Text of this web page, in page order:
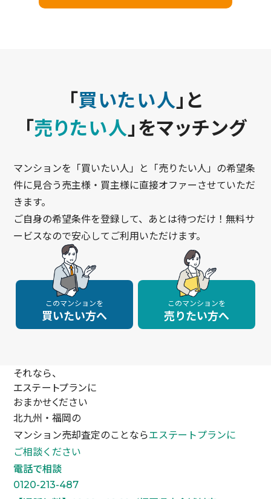
「買いたい人」と
「売りたい人」をマッチング
マンションを「買いたい人」と「売りたい人」の希望条
件に見合う売主様・買主様に直接オファーさせていただ
きます。
ご自身の希望条件を登録して、あとは待つだけ！無料サ
ービスなので安心してご利用いただけます。
このマンションを
買いたい方へ
このマンションを
売りたい方へ
それなら、
エステートプランに
おまかせください
北九州・福岡の
マンション売却査定のことならエステートプランに
ご相談ください
電話で相談
0120-213-487